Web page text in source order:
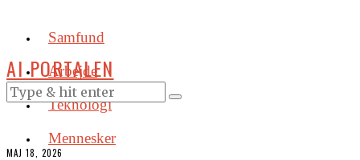
Samfund
Arbejde
Teknologi
Mennesker
AI PORTALEN
MAJ 18, 2026